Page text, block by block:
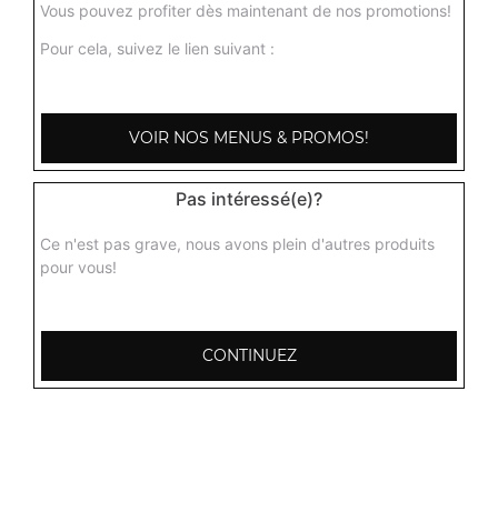
Champignons massala
tomate, gingembre, ail, poivre, coriandre
9.00 €
Vous pouvez profiter dès maintenant de nos promotions!
Pour cela, suivez le lien suivant :
VOIR NOS MENUS & PROMOS!
Pas intéressé(e)?
Ce n'est pas grave, nous avons plein d'autres produits
pour vous!
CONTINUEZ